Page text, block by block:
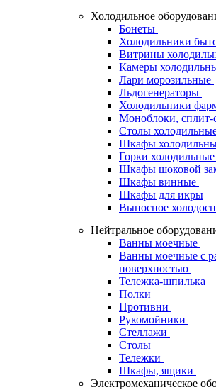
Холодильное
Бонеты
Холодильники
Витрины
Камеры
Лари морозильные
Льдогенераторы
Холодильники
Моноблоки, сплит-
Столы
Шкафы
Горки холодильные
Шкафы шоковой
Шкафы винные
Шкафы для икры
Выносное
Нейтральное
Ванны моечные
Ванны моечные с
поверхностью
Тележка-шпилька
Полки
Противни
Рукомойники
Стеллажи
Столы
Тележки
Шкафы, ящики
Электромеханическое